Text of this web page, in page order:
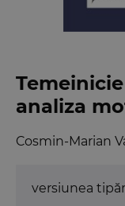
analiza
Cosmin-Marian
versiunea